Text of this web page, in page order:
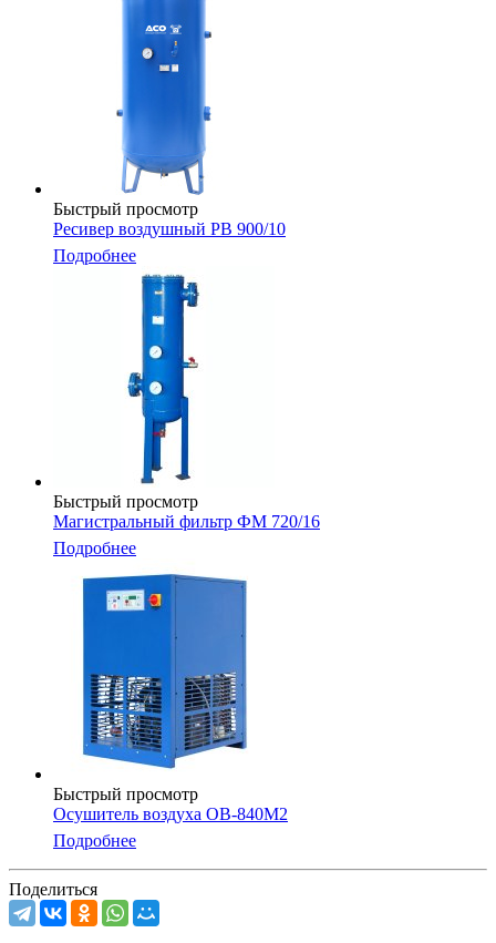
Быстрый просмотр
Ресивер воздушный РВ 900/10
Подробнее
Быстрый просмотр
Магистральный фильтр ФМ 720/16
Подробнее
Быстрый просмотр
Осушитель воздуха ОВ-840М2
Подробнее
Поделиться